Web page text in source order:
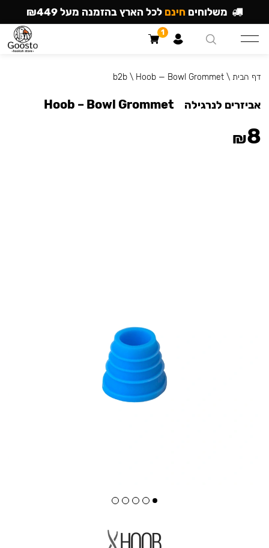
דף הבית \
b2b\ Hoob — Bowl Grommet
אביזרים לנרגילה Hoob – Bowl Grommet
₪8
משלוחים חינם לכל הארץ בהזמנה מעל ₪449
1